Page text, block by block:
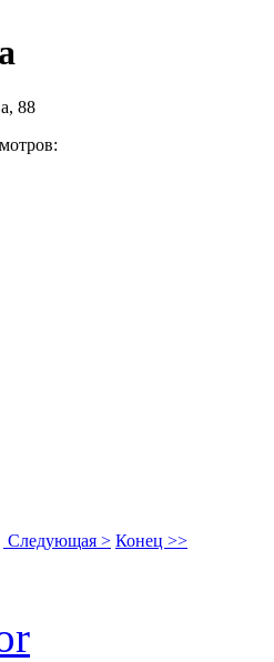
88
Следующая > Конец >>